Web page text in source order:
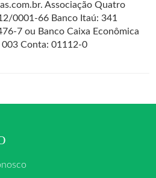
om.br. Associação Quatro
0001-66 Banco Itaú: 341
7 ou Banco Caixa Econômica
Conta: 01112-0